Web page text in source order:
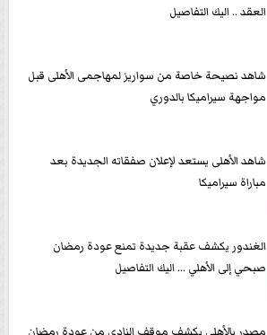
العقد .. اليك التفاصيل
شاهد نصيحة خاصة من سواريز لمهاجمى الأهلى قبل
مواجهة سيراميكا بالدوري
شاهد الأهلى يستعد لإعلان صفقاته الجديدة بعد
مباراة سيراميكا
الغندور يكشف عقبة جديدة تمنع عودة رمضان
صبحي إلى الأهلي ... اليك التفاصيل
مصدر بالأهلي يكشف موقف النادي من عودة رمضان